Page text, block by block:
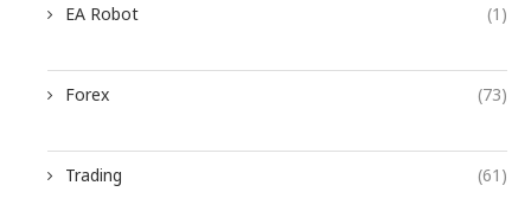
EA Robot (1)
Forex (73)
Trading (61)